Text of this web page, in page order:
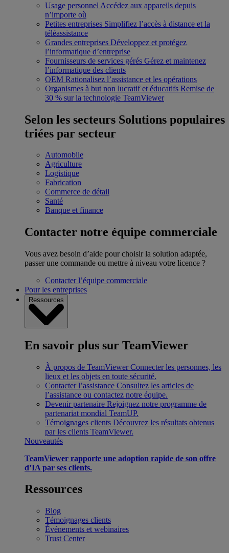
Usage personnel Accédez aux appareils depuis
n’importe où
Petites entreprises Simplifiez l’accès à distance et la
téléassistance
Grandes entreprises Développez et protégez
l’informatique d’entreprise
Fournisseurs de services gérés Gérez et maintenez
l’informatique des clients
OEM Rationalisez l’assistance et les opérations
Organismes à but non lucratif et éducatifs Remise de
30 % sur la technologie TeamViewer
Selon les secteurs Solutions populaires
triées par secteur
Automobile
Agriculture
Logistique
Fabrication
Commerce de détail
Santé
Banque et finance
Contacter notre équipe commerciale
Vous avez besoin d’aide pour choisir la solution adaptée,
passer une commande ou mettre à niveau votre licence ?
Contacter l’équipe commerciale
Pour les entreprises
Ressources
En savoir plus sur TeamViewer
À propos de TeamViewer Connecter les personnes, les
lieux et les objets en toute sécurité.
Contacter l’assistance Consultez les articles de
l’assistance ou contactez notre équipe.
Devenir partenaire Rejoignez notre programme de
partenariat mondial TeamUP.
Témoignages clients Découvrez les résultats obtenus
par les clients TeamViewer.
Nouveautés
TeamViewer rapporte une adoption rapide de son offre
d’IA par ses clients.
Ressources
Blog
Témoignages clients
Événements et webinaires
Trust Center